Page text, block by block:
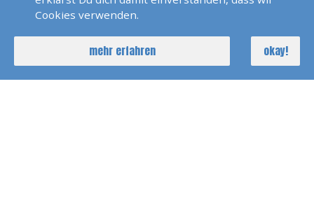
Karibik Windwards 2023
Bodensee Skippertraining
Cookies verwenden.
mehr erfahren okay!